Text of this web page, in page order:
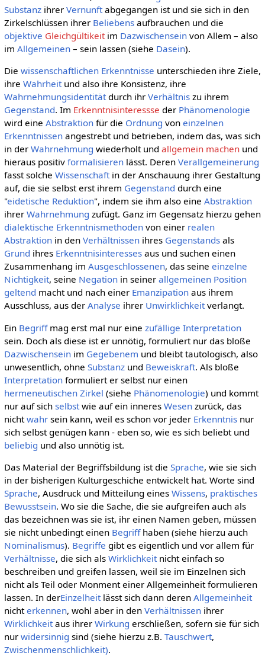
Substanzihrer Vernunftabgegangen ist und sie sich in den
Zirkelschlüssen ihrer Beliebensaufbrauchen und die
objektive Gleichgültikeitim Dazwischenseinvon Allem – also
im Allgemeinen– sein lassen (siehe Dasein).
Die wissenschaftlichen Erkenntnisse unterschieden ihre Ziele,
ihre Wahrheitund also ihre Konsistenz, ihre
Wahrnehmungsidentitätdurch ihr Verhältniszu ihrem
Gegenstand. Im Erkenntnisinteressse der Phänomenologie
wird eine Abstraktionfür die Ordnung von einzelnen
Erkenntnissenangestrebt und betrieben, indem das, was sich
in der Wahrnehmung wiederholt und allgemein machenund
hieraus positiv formalisierenlässt. Deren Verallgemeinerung
fasst solche Wissenschaftin der Anschauung ihrer Gestaltung
auf, die sie selbst erst ihrem Gegenstand durch eine
"eidetische Reduktion", indem sie ihm also eine Abstraktion
ihrer Wahrnehmung zufügt. Ganz im Gegensatz hierzu gehen
dialektische Erkenntnismethodenvon einer realen
Abstraktionin den Verhältnissenihres Gegenstandsals
Grund ihres Erkenntnisinteressesaus und suchen einen
Zusammenhang im Ausgeschlossenen, das seine einzelne
Nichtigkeit, seine Negationin seiner allgemeinen Position
geltend macht und nach einer Emanzipationaus ihrem
Ausschluss, aus der Analyse ihrer Unwirklichkeitverlangt.
Ein Begriffmag erst mal nur eine zufällige Interpretation
sein. Doch als diese ist er unnötig, formuliert nur das bloße
Dazwischenseinim Gegebenem und bleibt tautologisch, also
unwesentlich, ohne Substanzund Beweiskraft. Als bloße
Interpretationformuliert er selbst nur einen
hermeneutischen Zirkel (siehe Phänomenologie) und kommt
nur auf sich selbstwie auf ein inneres Wesenzurück, das
nichtwahrsein kann, weil es schon vor jeder Erkenntnisnur
sich selbst genügen kann - eben so, wie es sich beliebt und
beliebig und also unnötig ist.
Das Material der Begriffsbildung ist die Sprache, wie sie sich
in der bisherigen Kulturgeschiche entwickelt hat. Worte sind
Sprache, Ausdruck und Mitteilung eines Wissens, praktisches
Bewusstsein. Wo sie die Sache, die sie aufgreifen auch als
das bezeichnen was sie ist, ihr einen Namen geben, müssen
sie nicht unbedingt einen Begriffhaben (siehe hierzu auch
Nominalismus). Begriffe gibt es eigentlich und vor allem für
Verhältnisse, die sich als Wirklichkeitnicht einfach so
beschreiben und greifen lassen, weil sie im Einzelnen sich
nicht als Teil oder Monment einer Allgemeinheit formulieren
lassen. In derEinzelheitlässt sich dann deren Allgemeinheit
nichterkennen, wohl aber in den Verhältnissenihrer
Wirklichkeitaus ihrer Wirkung erschließen, sofern sie für sich
nur widersinnig sind (siehe hierzu z.B. Tauschwert,
Zwischenmenschlichkeit).